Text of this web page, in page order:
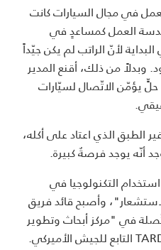
في مجال السيارات كانت
العمل كمساعدٍ في
لأنّ الراتب لم يكن جيّداً
وبدلاً من ذلك، أقنع المدير
يؤمّن الاتّصال لسيّارات
الطبق الذي اعتاد على أكله،
أنّه يوجد فرصةٌ كبيرة.
التكنولوجيا في
وأصبح قائد فريق
في "مركز أبحاث وتطوير